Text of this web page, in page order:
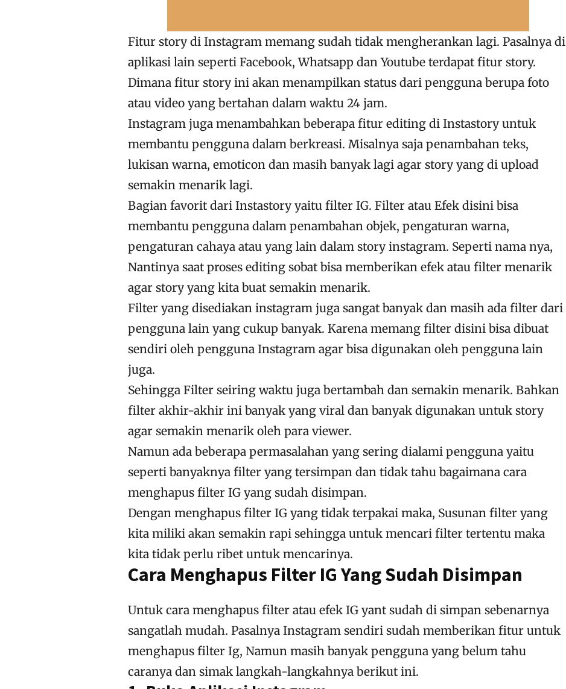
Fitur story di Instagram memang sudah tidak mengherankan lagi. Pasalnya di
aplikasi lain seperti Facebook, Whatsapp dan Youtube terdapat fitur story.
Dimana fitur story ini akan menampilkan status dari pengguna berupa foto
atau video yang bertahan dalam waktu 24 jam.
Instagram juga menambahkan beberapa fitur editing di Instastory untuk
membantu pengguna dalam berkreasi. Misalnya saja penambahan teks,
lukisan warna, emoticon dan masih banyak lagi agar story yang di upload
semakin menarik lagi.
Bagian favorit dari Instastory yaitu filter IG. Filter atau Efek disini bisa
membantu pengguna dalam penambahan objek, pengaturan warna,
pengaturan cahaya atau yang lain dalam story instagram. Seperti nama nya,
Nantinya saat proses editing sobat bisa memberikan efek atau filter menarik
agar story yang kita buat semakin menarik.
Filter yang disediakan instagram juga sangat banyak dan masih ada filter dari
pengguna lain yang cukup banyak. Karena memang filter disini bisa dibuat
sendiri oleh pengguna Instagram agar bisa digunakan oleh pengguna lain
juga.
Sehingga Filter seiring waktu juga bertambah dan semakin menarik. Bahkan
filter akhir-akhir ini banyak yang viral dan banyak digunakan untuk story
agar semakin menarik oleh para viewer.
Namun ada beberapa permasalahan yang sering dialami pengguna yaitu
seperti banyaknya filter yang tersimpan dan tidak tahu bagaimana cara
menghapus filter IG yang sudah disimpan.
Dengan menghapus filter IG yang tidak terpakai maka, Susunan filter yang
kita miliki akan semakin rapi sehingga untuk mencari filter tertentu maka
kita tidak perlu ribet untuk mencarinya.
Cara Menghapus Filter IG Yang Sudah Disimpan
Untuk cara menghapus filter atau efek IG yant sudah di simpan sebenarnya
sangatlah mudah. Pasalnya Instagram sendiri sudah memberikan fitur untuk
menghapus filter Ig, Namun masih banyak pengguna yang belum tahu
caranya dan simak langkah-langkahnya berikut ini.